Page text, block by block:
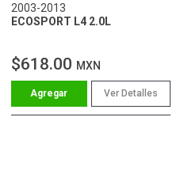
2003-2013
ECOSPORT L4 2.0L
$618.00 MXN
Ver Detalles